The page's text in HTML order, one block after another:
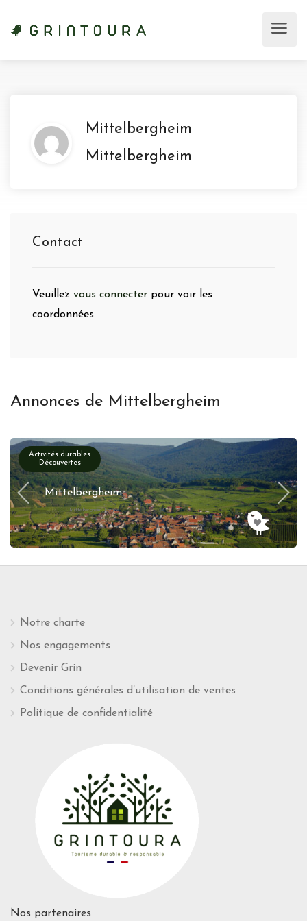
Mittelbergheim
Mittelbergheim
Contact
Veuillez vous connecter pour voir les
coordonnées.
Annonces de Mittelbergheim
Activités durables
Découvertes
Mittelbergheim
Mittelbergheim, France
Notre charte
Nos engagements
Devenir Grin
Conditions générales d’utilisation de ventes
Politique de confidentialité
Nos partenaires